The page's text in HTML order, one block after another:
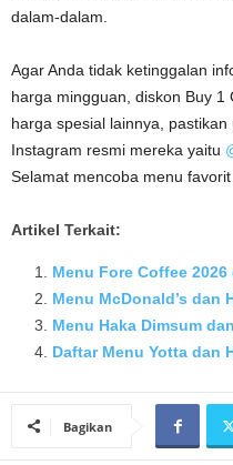
dalam-dalam.
Agar Anda tidak ketinggalan
harga mingguan, diskon Buy
harga spesial lainnya,
Instagram resmi mereka yaitu
Selamat mencoba menu favorit
Artikel Terkait:
Menu Fore Coffee
Menu McDonald’s dan
Menu Haka Dimsum
Daftar Menu Yotta dan
Bagikan